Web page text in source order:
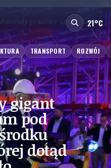
21°C
TRANSPORT ROZWÓJ
Materiały prasowe Grupa Hasco
gigant
pod
dotąd